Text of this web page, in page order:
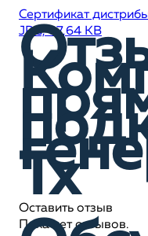
Сертификат
JPG, 87,64 KB
Tx
Оставить отзыв
Пока нет отзывов.